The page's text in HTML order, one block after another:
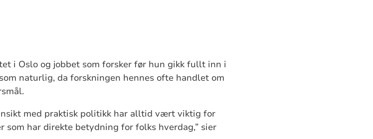
i Oslo og jobbet som forsker før hun gikk fullt inn i
naturlig, da forskningen hennes ofte handlet om
med praktisk politikk har alltid vært viktig for
som har direkte betydning for folks hverdag,” sier